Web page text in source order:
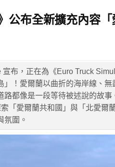
公布全新擴充內容「
宣布，正在為《Euro Truck
」！愛爾蘭以曲折的海岸線、無
路都像是一段等待被述說的故事
「愛爾蘭共和國」與「北愛爾
氛圍。